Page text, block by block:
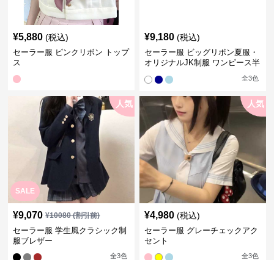
¥5,880 (税込)
セーラー服 ピンクリボン トップ
ス
¥9,180 (税込)
セーラー服 ビッグリボン夏服・
オリジナルJK制服 ワンピース半
全3色
SALE
人気
¥9,070 ¥10080(割引前)
セーラー服 学生風クラシック制
服ブレザー
全3色
人気
¥4,980 (税込)
セーラー服 グレーチェックアク
セント
全3色